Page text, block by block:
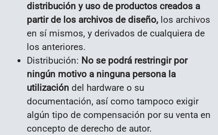
distribución y uso de productos creados a
partir de los archivos de diseño, los archivos
en sí mismos, y derivados de cualquiera de
los anteriores.
Distribución: No se podrá restringir por
ningún motivo a ninguna persona la
utilización del hardware o su
documentación, así como tampoco exigir
algún tipo de compensación por su venta en
concepto de derecho de autor.